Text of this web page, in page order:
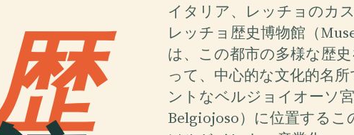
イタリア、レッチョのカ
レッチョ歴史博物館（
は、この都市の多様な歴
って、中心的な文化的名
ントなベルジョイオーソ
Belgiojoso）に位置するこ